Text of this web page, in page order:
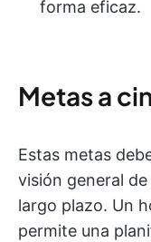
forma eficaz.
Metas a
Estas metas
visión general
largo plazo. Un
permite una